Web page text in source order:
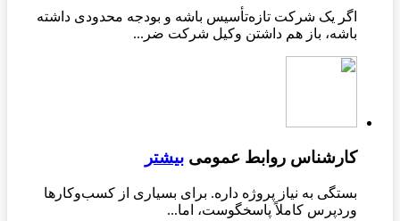
اگر یک شرکت تازه‌تأسیس باشه و بودجه محدودی داشته
باشه، باز هم داشتن وکیل شرکت ضر...
کارشناس روابط عمومی بیشتر
بستگی به نیاز پروژه داره. برای بسیاری از کسب‌وکارها
وردپرس کاملاً پاسخگوست، اما...